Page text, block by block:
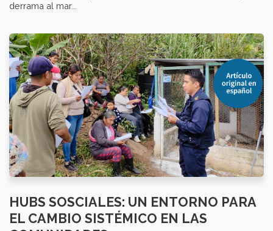
derrama al mar...
HUBS SOSCIALES: UN ENTORNO PARA
EL CAMBIO SISTÉMICO EN LAS